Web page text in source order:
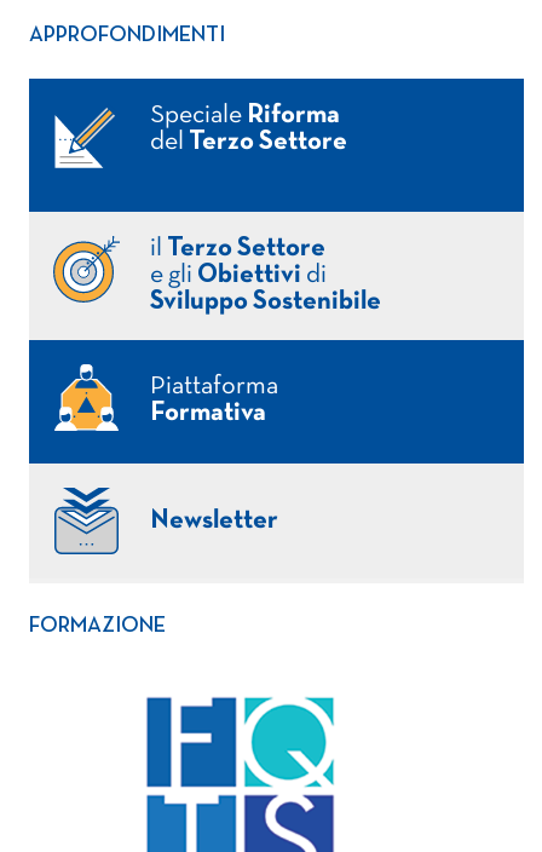
APPROFONDIMENTI
Speciale Riforma
del
Terzo Settore
il
Terzo Settore
e gli Obiettivi di
Sviluppo Sostenibile
Piattaforma
Formativa
Newsletter
FORMAZIONE